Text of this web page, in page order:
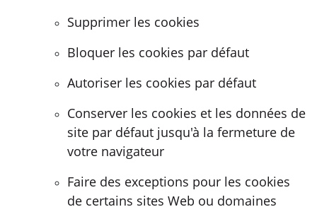
Supprimer les cookies
Bloquer les cookies par défaut
Autoriser les cookies par défaut
Conserver les cookies et les données de
site par défaut jusqu'à la fermeture de
votre navigateur
Faire des exceptions pour les cookies
de certains sites Web ou domaines